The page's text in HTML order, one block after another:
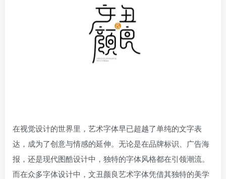
在视觉设计的世界里，艺术字体早已超越了单纯的文字表
达，成为了创意与情感的延伸。无论是在品牌标识、广告海
报，还是现代图酷设计中，独特的字体风格都在引领潮流。
而在众多字体设计中，文丑颜良艺术字体凭借其独特的美学